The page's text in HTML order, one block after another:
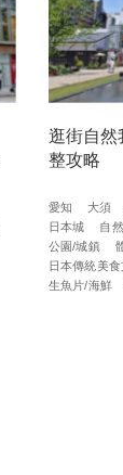
逛街自然
整攻略
愛知 大須
日本城
自
公園/城鎮
日本傳統美食
生魚片/海鮮